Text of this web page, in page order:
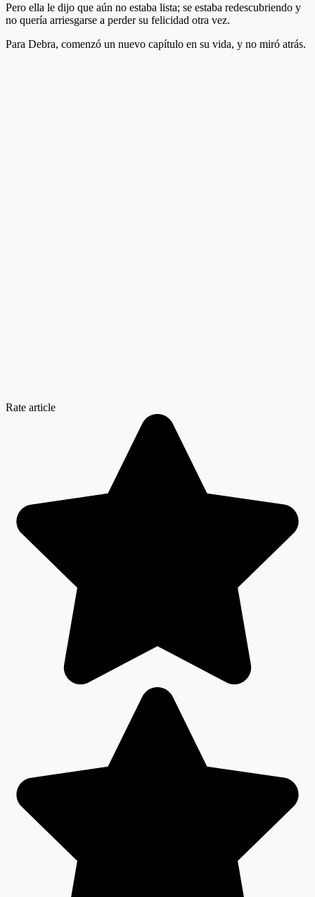
Pero ella le dijo que aún no estaba lista; se estaba redescubriendo y
no quería arriesgarse a perder su felicidad otra vez.
Para Debra, comenzó un nuevo capítulo en su vida, y no miró atrás.
Rate article